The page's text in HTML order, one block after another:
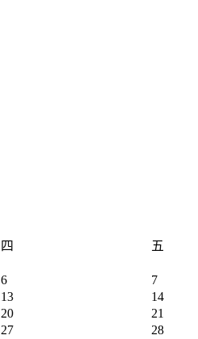
四 五
6 7
13 14
20 21
27 28